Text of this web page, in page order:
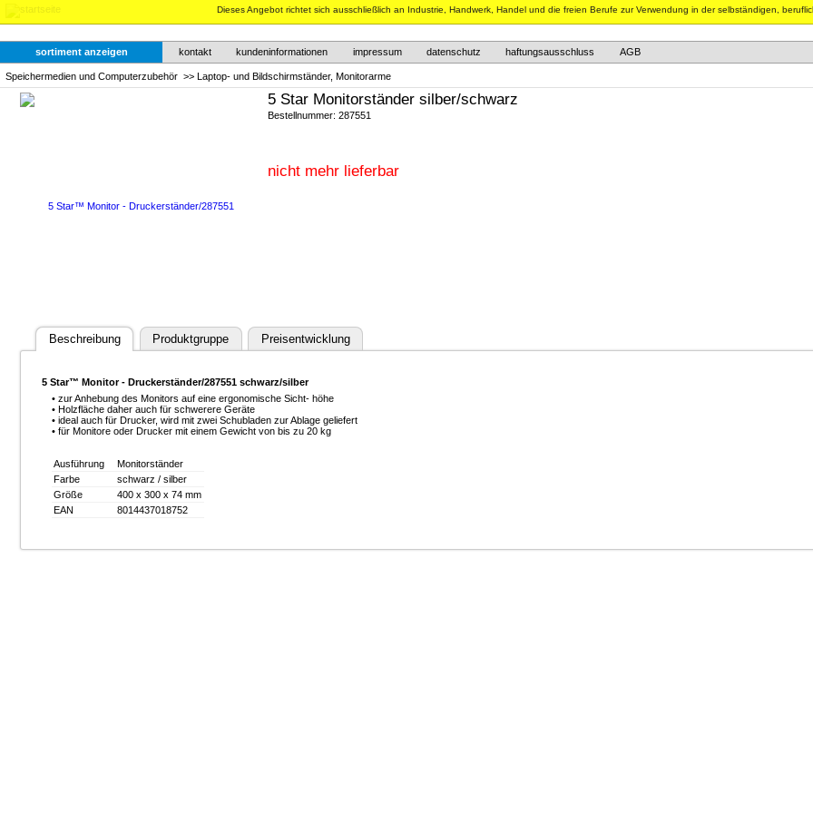
Dieses Angebot richtet sich ausschließlich an Industrie, Handwerk, Handel und die freien Berufe zur Verwendung in der selbständigen,
sortiment anzeigen kontakt kundeninformationen impressum datenschutz haftungsausschluss AGB
Speichermedien und Computerzubehör>> Laptop- und Bildschirmständer, Monitorarme
5 Star Monitorständer silber/schwarz
Bestellnummer: 287551
nicht mehr lieferbar
Beschreibung Produktgruppe Preisentwicklung
5 Star™ Monitor - Druckerständer/287551 schwarz/silber
• zur Anhebung des Monitors auf eine ergonomische Sicht- höhe
• Holzfläche daher auch für schwerere Geräte
• ideal auch für Drucker, wird mit zwei Schubladen zur Ablage geliefert
• für Monitore oder Drucker mit einem Gewicht von bis zu 20 kg
Ausführung
Monitorständer
Farbe
schwarz / silber
Größe
400 x 300 x 74 mm
EAN
8014437018752